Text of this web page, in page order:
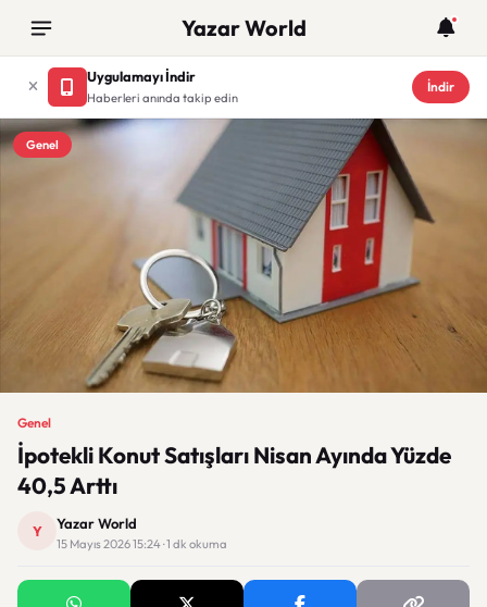
Yazar World
Uygulamayı İndir
Haberleri anında takip edin
İndir
Genel
Genel
İpotekli Konut Satışları Nisan Ayında Yüzde
40,5 Arttı
Y Yazar World
15 Mayıs 2026 15:24 · 1 dk okuma